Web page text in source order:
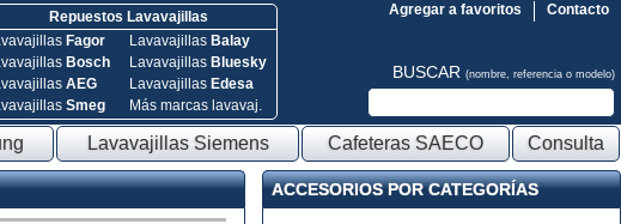
Repuestos Lavavajillas
Fagor
Bosch
AEG
Smeg
Lavavajillas Balay
Lavavajillas Bluesky
Lavavajillas Edesa
Más marcas lavavaj.
Contacto
Agregar a favoritos
BUSCAR (nombre, referencia o modelo)
Lavavajillas Siemens Cafeteras SAECO Consulta
ACCESORIOS POR CATEGORÍAS